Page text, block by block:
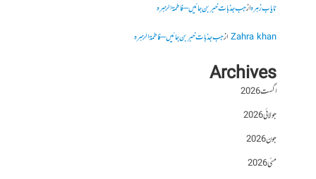
نایاب زہرہازجب جذبات خبر بن جائیں – فاطمۃالزہرہ
Zahra khanازجب جذبات خبر بن جائیں – فاطمۃالزہرہ
Archives
اگست 2026
جولائی 2026
جون 2026
مئی 2026